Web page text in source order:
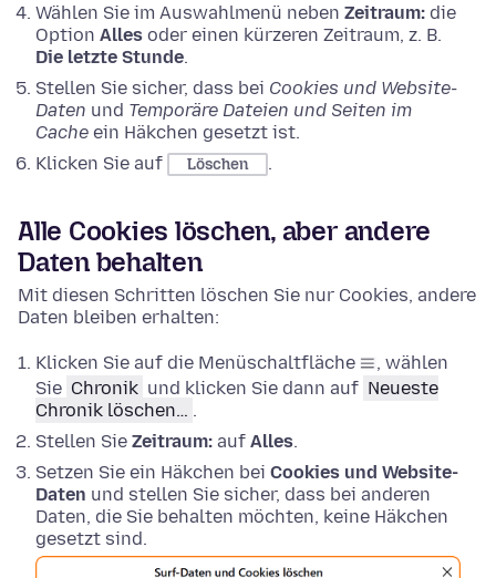
Wählen Sie im Auswahlmenü neben Zeitraum: die
Option Alles oder einen kürzeren Zeitraum, z. B.
Die letzte Stunde.
Stellen Sie sicher, dass bei Cookies und Website-
Daten und Temporäre Dateien und Seiten im
Cache ein Häkchen gesetzt ist.
Klicken Sie auf
Löschen .
Alle Cookies löschen, aber andere
Daten behalten
Mit diesen Schritten löschen Sie nur Cookies, andere
Daten bleiben erhalten:
Klicken Sie auf die Menüschaltfläche
, wählen
Sie Chronik und klicken Sie dann auf Neueste
Chronik löschen… .
Stellen Sie Zeitraum: auf Alles.
Setzen Sie ein Häkchen bei Cookies und Website-
Daten und stellen Sie sicher, dass bei anderen
Daten, die Sie behalten möchten, keine Häkchen
gesetzt sind.